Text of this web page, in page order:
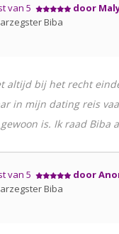
van 5 door
Biba
altijd bij het recht
in mijn dating reis
is. Ik raad Biba
van 5
door
Biba